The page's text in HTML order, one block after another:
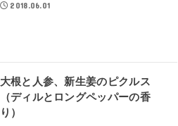
2018.06.01
大根と人参、新生姜のピクルス
（ディルとロングペッパーの香
り）